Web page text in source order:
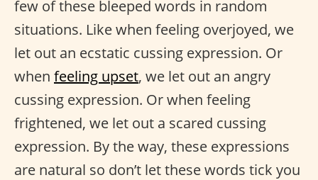
few of these bleeped words in random
situations. Like when feeling overjoyed, we
let out an ecstatic cussing expression. Or
when feeling upset, we let out an angry
cussing expression. Or when feeling
frightened, we let out a scared cussing
expression. By the way, these expressions
are natural so don’t let these words tick you